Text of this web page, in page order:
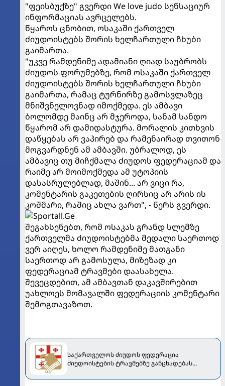
"ფეისბუქზე" გვერდი We love judo სენსაციურ
ინფორმაციას ავრცელებს.
წყაროს ცნობით, ოსაკაში ქართველ
ძიუდოისტებს შორის ხელჩართული ჩხუბი
გაიმართა.
"უკვე რამდენიმე ადამიანი ღიად საუბრობს
ძიუდოს ფორუმებზე, რომ ოსაკაში ქართველ
ძიუდოისტებს შორის ხელჩართული ჩხუბი
გაიმართა, რამაც ტურნირზე გამოსვლაზეც
მნიშვნელოვნად იმოქმედა. ეს ამბავი
ბოლომდე მაინც არ მჯეროდა, სანამ სანდო
წყარომ არ დამიდასტურა. მორალის კითხვის
დაწყებას არ ვაპირებ და რამენაირად თვითონ
მოგვარდნენ ამ ამბავში. უბრალოდ, ეს
ამბავიც თუ მიჩქმალა ძიუდოს ფედერაციამ და
რაიმე არ მოიმოქმედა ამ უტოპიის
დასასრულებლად, მაშინ... არ ვიცი რა,
კომენტარის გაკეთების ღირსიც არ არის ის
კოშმარი, რაშიც ახლა ვართ", - წერს გვერდი.
შეგახსენებთ, რომ ოსაკას გრანდ სლემზე
ქართველმა ძიუდოისტებმა მედალი საერთოდ
ვერ აიღეს, ხოლო რამდენიმე მათგანი
საერთოდ არ გამოსულა, მიზეზად კი
ფედერაციამ ტრავმები დაასახელა.
შევეცდებით, ამ ამბავთან დაკავშირებით
უახლოეს მომავალში ფედერაციის კომენტარი
შემოგთავაზოთ.
საქართველოს ძიუდოს ფედერაცია
ძიუდოისტების ტრავმებზე განცხადებას